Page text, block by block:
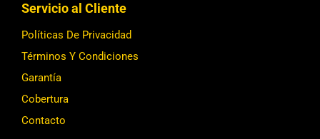
Servicio al Cliente
Políticas De Privacidad
Términos Y Condiciones
Garantía
Cobertura
Contacto